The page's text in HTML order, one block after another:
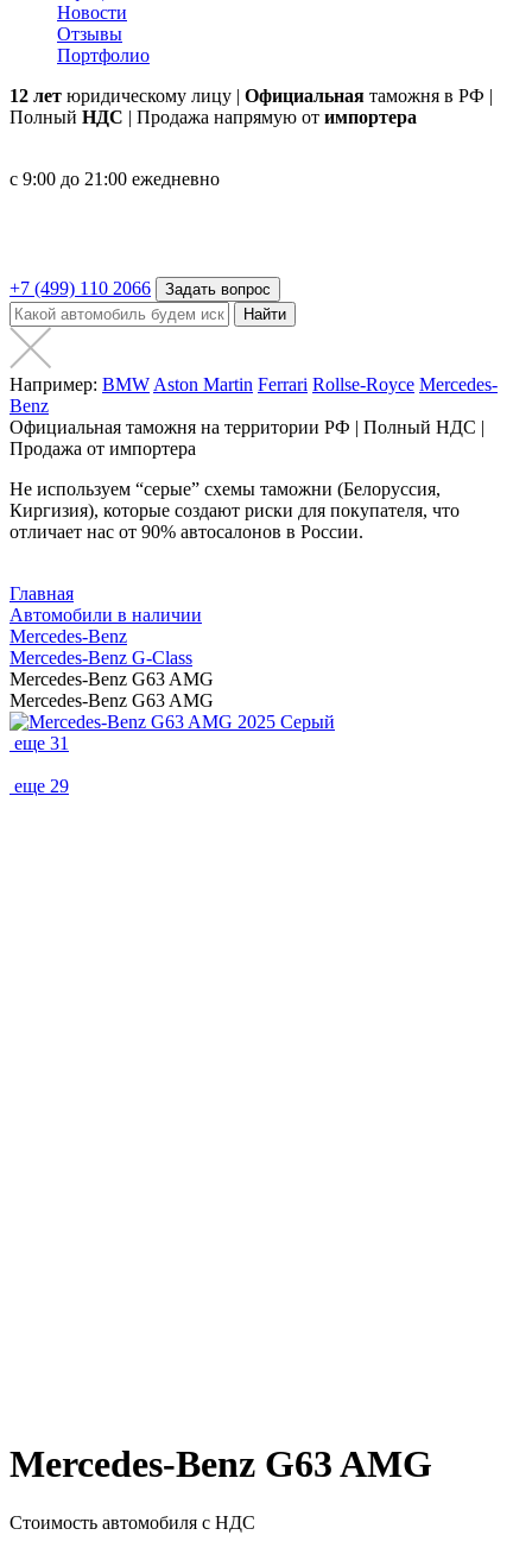
Новости
Отзывы
Портфолио
12 лет юридическому лицу | Официальная таможня в РФ |
Полный НДС | Продажа напрямую от импортера
с 9:00 до 21:00 ежедневно
+7 (499) 110 2066
Задать вопрос
Найти
Например: BMW Aston Martin Ferrari Rollse-Royce Mercedes-
Benz
Официальная таможня на территории РФ | Полный НДС |
Продажа от импортера
Не используем “серые” схемы таможни (Белоруссия,
Киргизия), которые создают риски для покупателя, что
отличает нас от 90% автосалонов в России.
Главная
Автомобили в наличии
Mercedes-Benz
Mercedes‑Benz G‑Class
Mercedes-Benz G63 AMG
Mercedes-Benz G63 AMG
еще 31
еще 29
Mercedes-Benz G63 AMG
Стоимость автомобиля с НДС